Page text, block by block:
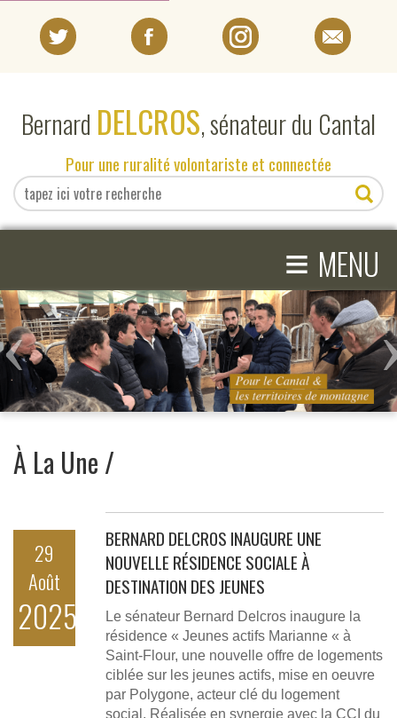
Bernard DELCROS, sénateur du Cantal
Pour une ruralité volontariste et connectée
≡ MENU
EN DIRECT DU SÉNAT
EN DIRECT DU CANTAL
COMPRENDRE LE SÉNAT
À La Une /
29
Août
2025
BERNARD DELCROS INAUGURE UNE
NOUVELLE RÉSIDENCE SOCIALE À
DESTINATION DES JEUNES
Le sénateur Bernard Delcros inaugure la
résidence « Jeunes actifs Marianne « à
Saint-Flour, une nouvelle offre de logements
ciblée sur les jeunes actifs, mise en oeuvre
par Polygone, acteur clé du logement
social. Réalisée en synergie avec la CCI du